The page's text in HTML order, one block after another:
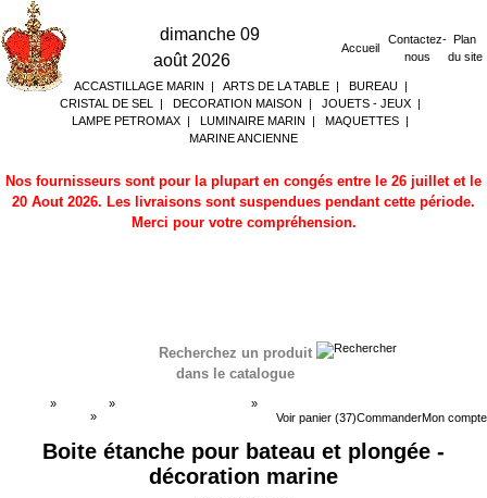
dimanche 09
août 2026
Accueil
Contactez-
nous
Plan
du site
ACCASTILLAGE MARIN | ARTS DE LA TABLE| BUREAU|
CRISTAL DE SEL
| DECORATION MAISON | JOUETS - JEUX |
LAMPE PETROMAX | LUMINAIRE MARIN | MAQUETTES |
MARINE ANCIENNE
Nos fournisseurs sont pour la plupart en congés entre le 26 juillet et le
20 Aout 2026. Les livraisons sont suspendues pendant cette période.
Merci pour votre compréhension.
Recherchez un produit
dans le catalogue
Voir panier (37)CommanderMon compte
» »
»
»
Boite étanche pour bateau et plongée -
décoration marine